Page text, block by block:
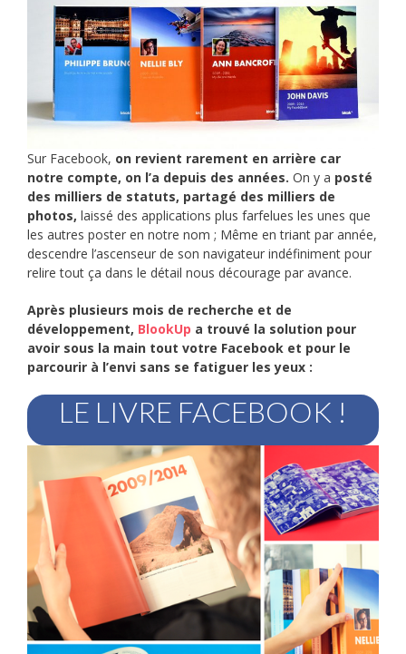
Sur Facebook, on revient rarement en arrière car
notre compte, on l’a depuis des années. On y a posté
des milliers de statuts, partagé des milliers de
photos, laissé des applications plus farfelues les unes que
les autres poster en notre nom ; Même en triant par année,
descendre l’ascenseur de son navigateur indéfiniment pour
relire tout ça dans le détail nous décourage par avance.
Après plusieurs mois de recherche et de
développement, BlookUp a trouvé la solution pour
avoir sous la main tout votre Facebook et pour le
parcourir à l’envi sans se fatiguer les yeux :
LE LIVRE FACEBOOK !